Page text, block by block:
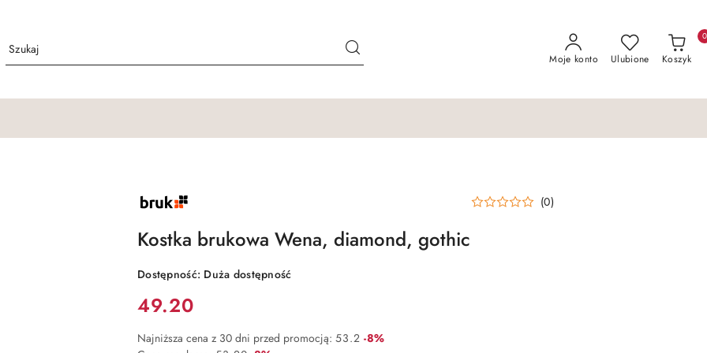
Moje konto Ulubione Koszyk
0
NAZWA
PRODUCENTA: (0)
Kostka brukowa Wena, diamond, gothic
Dostępność: Duża dostępność
Cena:
49.20
Najniższa cena z 30 dni przed promocją: 53.2 Rabat:
-8%